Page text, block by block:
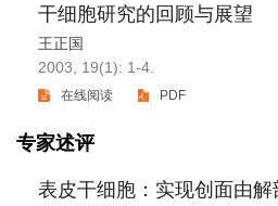
干细胞研究的回顾与展望
王正国
2003, 19(1): 1-4.
在线阅读 PDF
专家述评
表皮干细胞：实现创面由